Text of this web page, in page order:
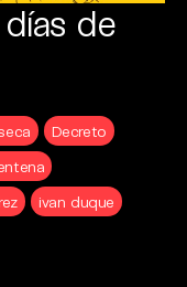
de
Decreto
ivan duque